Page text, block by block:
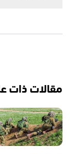
مقالات ذات